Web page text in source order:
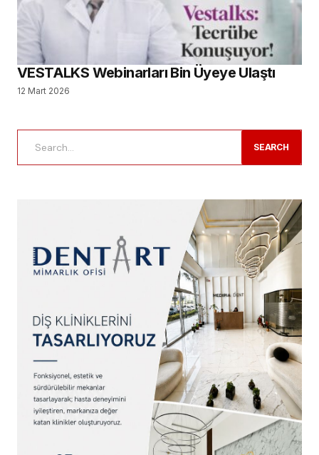
VESTALKS Webinarları Bin Üyeye Ulaştı
12 Mart 2026
SEARCH